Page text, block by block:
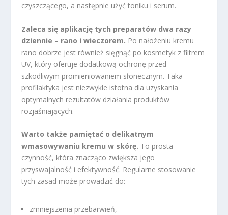
czyszczącego, a następnie użyć toniku i serum.
Zaleca się aplikację tych preparatów dwa razy
dziennie – rano i wieczorem. Po nałożeniu kremu
rano dobrze jest również sięgnąć po kosmetyk z filtrem
UV, który oferuje dodatkową ochronę przed
szkodliwym promieniowaniem słonecznym. Taka
profilaktyka jest niezwykle istotna dla uzyskania
optymalnych rezultatów działania produktów
rozjaśniających.
Warto także pamiętać o delikatnym
wmasowywaniu kremu w skórę. To prosta
czynność, która znacząco zwiększa jego
przyswajalność i efektywność. Regularne stosowanie
tych zasad może prowadzić do:
zmniejszenia przebarwień,